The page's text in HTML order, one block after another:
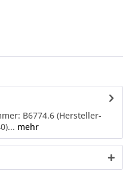
B6774.6 (Hersteller-
mehr